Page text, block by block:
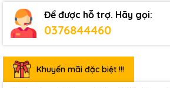
Để được hỗ trợ. Hãy gọi:
0376844460
Khuyến mãi đặc biệt !!!